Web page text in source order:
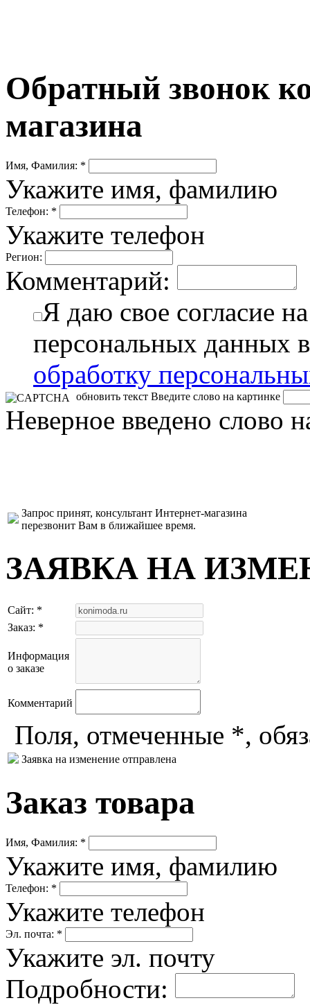
Обратный звонок
магазина
Имя, Фамилия: *
Укажите имя, фамилию
Телефон: *
Укажите телефон
Регион:
Комментарий:
Я даю свое согласие
персональных данных
обработку
обновить текст Введите слово на картинке
Неверное введено слово
Запрос принят, консультант Интернет-магазина
перезвонит Вам в ближайшее время.
ЗАЯВКА НА
Сайт: *
Заказ: *
Информация
о заказе
Комментарий
Поля, отмеченные *,
Заявка на изменение отправлена
Заказ товара
Имя, Фамилия: *
Укажите имя, фамилию
Телефон: *
Укажите телефон
Эл. почта: *
Укажите эл. почту
Подробности: